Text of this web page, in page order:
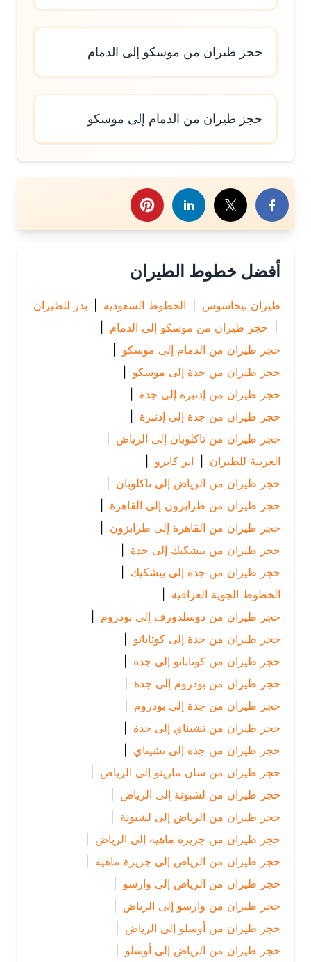
حجز طيران من موسكو إلى الدمام
حجز طيران من الدمام إلى موسكو
هذا الموضوع
أفضل خطوط الطيران
طيران بيجاسوس | الخطوط السعودية | بدر للطيران
حجز طيران من موسكو إلى الدمام
|
حجز طيران من الدمام إلى موسكو |
حجز طيران من جدة إلى موسكو |
حجز طيران من إدنبرة إلى جدة
حجز طيران من جدة إلى إدنبرة |
حجز طيران من تاكلوبان إلى الرياض
|
العربية للطيران | اير كايرو
|
حجز طيران من الرياض إلى تاكلوبان |
حجز طيران من طرابزون إلى القاهرة |
حجز طيران من القاهرة إلى طرابزون |
حجز طيران من بيشكيك إلى جدة
حجز طيران من جدة إلى بيشكيك |
الخطوط الجوية العراقية
حجز طيران من دوسلدورف إلى بودروم |
حجز طيران من جدة إلى كوتاباتو |
حجز طيران من كوتاباتو إلى جدة
حجز طيران من بودروم إلى جدة
حجز طيران من جدة إلى بودروم |
حجز طيران من تشيناي إلى جدة
حجز طيران من جدة إلى تشيناي |
حجز طيران من سان مارينو إلى الرياض
|
حجز طيران من لشبونة إلى الرياض
|
حجز طيران من الرياض إلى لشبونة |
حجز طيران من جزيرة ماهيه إلى الرياض
|
حجز طيران من الرياض إلى جزيرة ماهيه |
حجز طيران من الرياض إلى وارسو
|
حجز طيران من وارسو إلى الرياض
|
حجز طيران من أوسلو إلى الرياض
|
حجز طيران من الرياض إلى أوسلو
|